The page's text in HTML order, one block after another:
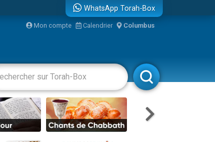
WhatsApp Torah-Box
Mon compte Calendrier Columbus
Livres Rabbanim